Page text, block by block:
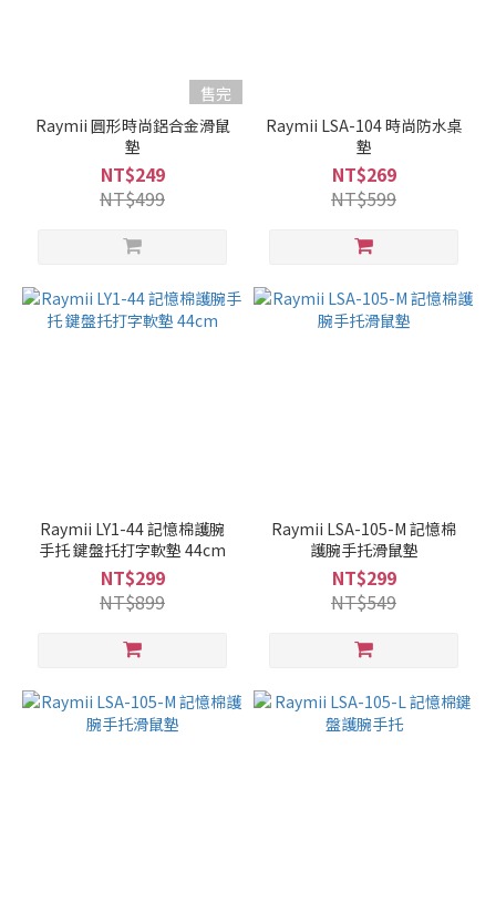
售完
Raymii 圓形時尚鋁合金滑鼠
墊
NT$249
NT$499
Raymii LSA-104 時尚防水桌
墊
NT$269
NT$599
Raymii LY1-44 記憶棉護腕
手托 鍵盤托打字軟墊 44cm
NT$299
NT$899
Raymii LSA-105-M 記憶棉
護腕手托滑鼠墊
NT$299
NT$549